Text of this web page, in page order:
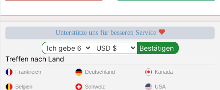
Unterstütze uns für besseren Service
Treffen nach Land
Frankreich
Belgien
Deutschland
Schweiz
Kanada
USA